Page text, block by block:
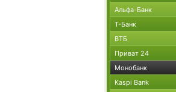
Альфа-Банк
Т-Банк
ВТБ
Приват 24
Монобанк
Kaspi Bank